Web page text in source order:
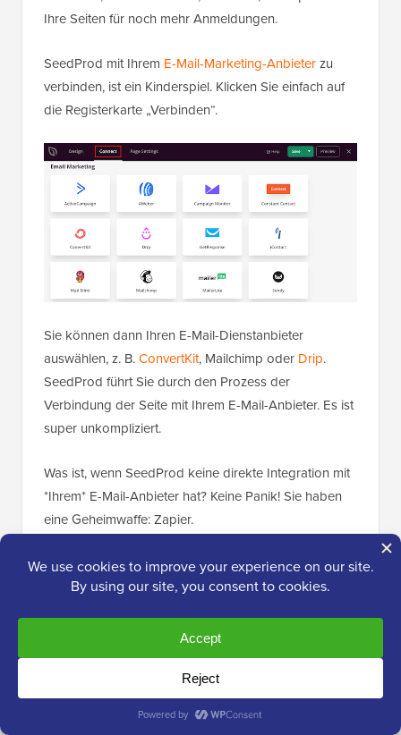
Ihre Seiten für noch mehr Anmeldungen.
SeedProd mit Ihrem E-Mail-Marketing-Anbieterzu
verbinden, ist ein Kinderspiel. Klicken Sie einfach auf
die Registerkarte „Verbinden“.
Sie können dann Ihren E-Mail-Dienstanbieter
auswählen, z. B.ConvertKit, Mailchimp oder Drip.
SeedProd führt Sie durch den Prozess der
Verbindung der Seite mit Ihrem E-Mail-Anbieter. Es ist
super unkompliziert.
Was ist, wenn SeedProd keine direkte Integration mit
*Ihrem* E-Mail-Anbieter hat? Keine Panik! Sie haben
eine Geheimwaffe: Zapier.
Zapier fungiert als Brücke zwischen SeedProd und
mehr als 3.000 anderen Apps. Scrollen Sie einfach
Wenn die Schaltfläche „Verbinden“ erscheint, klicken
Sie darauf und folgen Sie dann den Anweisungen auf
dem Bildschirm, um SeedProd und Zapier zu